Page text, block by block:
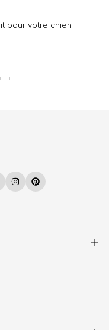
pour votre chien
InstagramPinterest